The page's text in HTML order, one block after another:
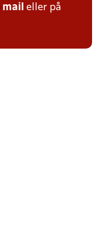
mail eller på